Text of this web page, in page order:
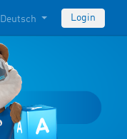
Deutsch Login